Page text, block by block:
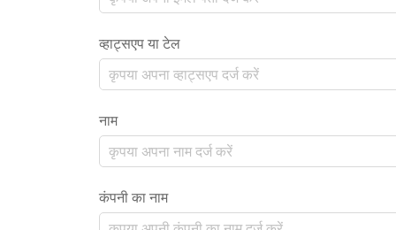
व्हाट्सएप या टेल
नाम
कंपनी का नाम